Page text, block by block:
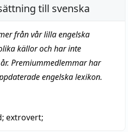
till svenska
från vår lilla engelska
källor och har inte
Premiummedlemmar har
engelska lexikon.
; extrovert;